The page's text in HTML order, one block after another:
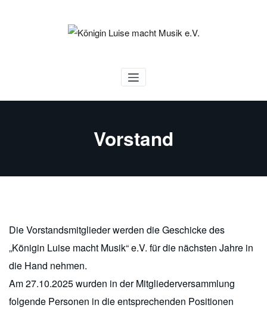
Königin Luise macht Musik e.V.
Vorstand
Die Vorstandsmitglieder werden die Geschicke des
„Königin Luise macht Musik“ e.V. für die nächsten Jahre in
die Hand nehmen.
Am 27.10.2025 wurden in der Mitgliederversammlung
folgende Personen in die entsprechenden Positionen